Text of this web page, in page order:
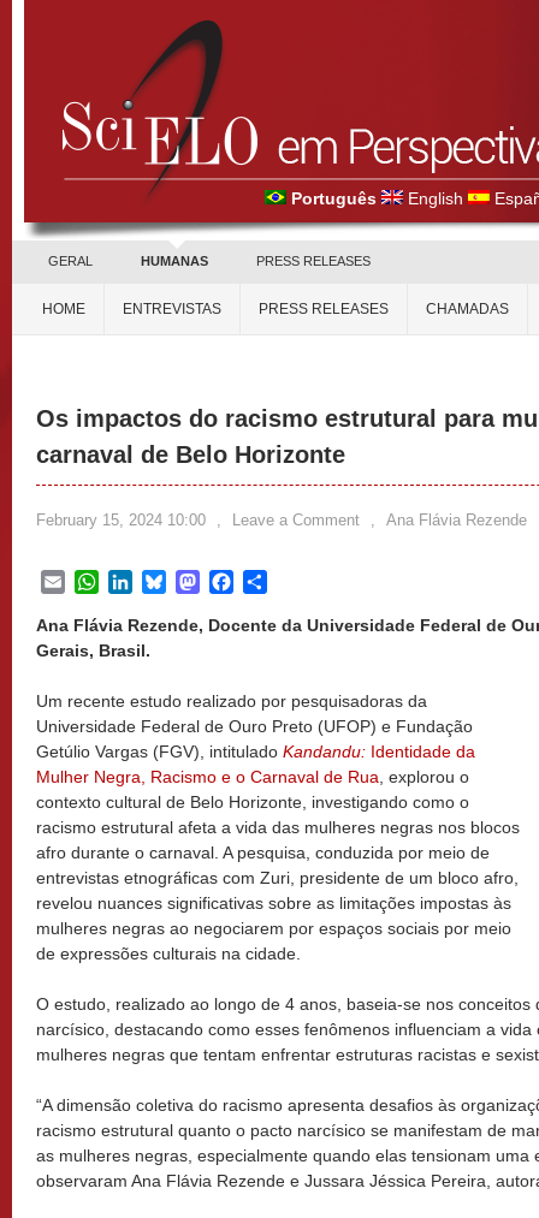
Português English
GERAL HUMANAS PRESS RELEASES
HOME ENTREVISTAS PRESS RELEASES CHAMADAS
Os impactos do racismo estrutural para
carnaval de Belo Horizonte
February 15, 2024 10:00 , Leave a Comment , Ana Flávia Rezende
EmailWhatsApp
LinkedInBlueskyMastodonFacebook
Ana Flávia Rezende, Docente da Universidade Federal de
Gerais, Brasil.
Um recente estudo realizado por pesquisadoras da
Universidade Federal de Ouro Preto (UFOP) e Fundação
Getúlio Vargas (FGV), intitulado Kandandu: Identidade da
Mulher Negra, Racismo e o Carnaval de Rua , explorou o
contexto cultural de Belo Horizonte, investigando como o
racismo estrutural afeta a vida das mulheres negras nos blocos
afro durante o carnaval. A pesquisa, conduzida por meio de
entrevistas etnográficas com Zuri, presidente de um bloco afro,
revelou nuances significativas sobre as limitações impostas às
mulheres negras ao negociarem por espaços sociais por meio
de expressões culturais na cidade.
O estudo, realizado ao longo de 4 anos, baseia-se nos
narcísico, destacando como esses fenômenos influenciam a
mulheres negras que tentam enfrentar estruturas racistas e
“A dimensão coletiva do racismo apresenta desafios às
racismo estrutural quanto o pacto narcísico se manifestam de
as mulheres negras, especialmente quando elas tensionam uma
observaram Ana Flávia Rezende e Jussara Jéssica Pereira,